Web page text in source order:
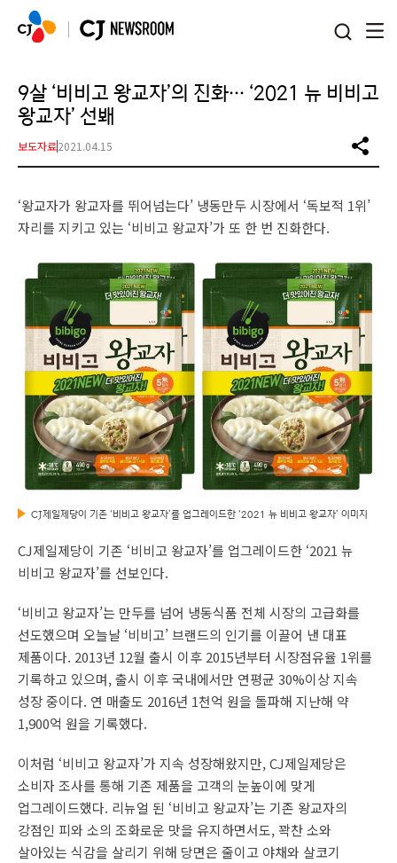
9살 ‘비비고 왕교자’의 진화… ‘2021 뉴 비비고
왕교자’ 선봬
보도자료2021.04.15
‘왕교자가 왕교자를 뛰어넘는다’ 냉동만두 시장에서 ‘독보적 1위’
자리를 지키고 있는 ‘비비고 왕교자’가 또 한 번 진화한다.
CJ제일제당이 기존 ‘비비고 왕교자’를 업그레이드한 ‘2021 뉴 비비고 왕교자’ 이미지
CJ제일제당이 기존 ‘비비고 왕교자’를 업그레이드한 ‘2021 뉴
비비고 왕교자’를 선보인다.
‘비비고 왕교자’는 만두를 넘어 냉동식품 전체 시장의 고급화를
선도했으며 오늘날 ‘비비고’ 브랜드의 인기를 이끌어 낸 대표
제품이다. 2013년 12월 출시 이후 2015년부터 시장점유율 1위를
기록하고 있으며, 출시 이후 국내에서만 연평균 30%이상 지속
성장 중이다. 연 매출도 2016년 1천억 원을 돌파해 지난해 약
1,900억 원을 기록했다.
이처럼 ‘비비고 왕교자’가 지속 성장해왔지만, CJ제일제당은
소비자 조사를 통해 기존 제품을 고객의 눈높이에 맞게
업그레이드했다. 리뉴얼 된 ‘비비고 왕교자’는 기존 왕교자의
강점인 피와 소의 조화로운 맛을 유지하면서도, 꽉찬 소와
살아있는 식감을 살리기 위해 당면은 줄이고 야채와 살코기